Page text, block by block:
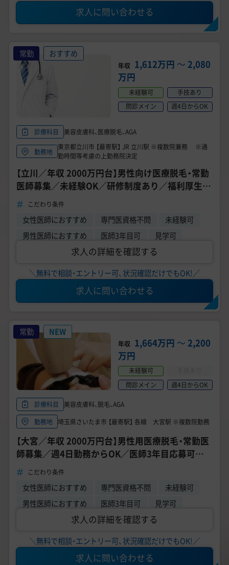
求人に問い合わせる
常勤 おすすめ
年収 1,612万円 〜 2,080
万円
未経験可
手技あり
問診メイン
週4日からOK
診療科目 美容皮膚科、医療脱毛、AGA
勤務地
東京都立川市 【最寄駅】 JR 立川駅 ※複数院兼務 ※通
勤時間等考慮の上勤務院決定
【立川／年収 2000万円台】男性向け医療脱毛・常勤
医師募集／未経験OK／研修制度あり／福利厚生充
実《ゴリラクリニック 立川院》
こだわり条件
女性医師におすすめ 専門医資格不問
未経験可
男性医師におすすめ
医師3年目可 見学可
求人の詳細を確認する
＼無料で相談・エントリー可、状況確認だけでもOK!／
求人に問い合わせる
常勤 NEW
年収 1,664万円 〜 2,200
万円
未経験可
問診メイン
週4日からOK
診療科目
美容皮膚科、脱毛、AGA
勤務地
埼玉県さいたま市 【最寄駅】 各線 大宮駅 ※複数院勤務
【大宮／年収 2000万円台】男性用医療脱毛・常勤医
師募集／週4日勤務からOK／医師3年目応募可／
未経験・転科OK！《ゴリラクリニック 大宮院》
こだわり条件
女性医師におすすめ 専門医資格不問
未経験可
男性医師におすすめ
医師3年目可 見学可
求人の詳細を確認する
＼無料で相談・エントリー可、状況確認だけでもOK!／
求人に問い合わせる